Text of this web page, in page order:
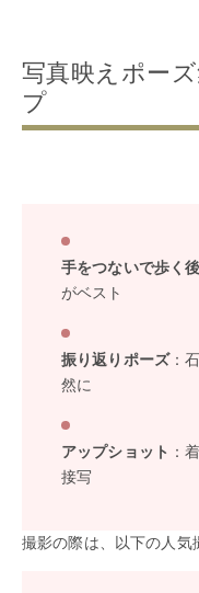
写真映えポー
プ
手をつないで歩く
がベスト
振り返りポーズ：
然に
アップショット ：
接写
撮影の際は、以下の人気